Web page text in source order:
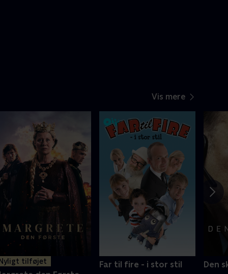
Vis mere
Nyligt tilføjet Far til fire - i stor stil Den